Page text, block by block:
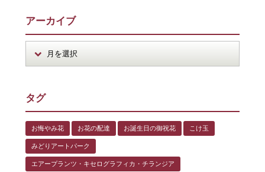
アーカイブ
タグ
お悔やみ花 お花の配達 お誕生日の御祝花 こけ玉
みどりアートパーク
エアープランツ・キセログラフィカ・チランジア